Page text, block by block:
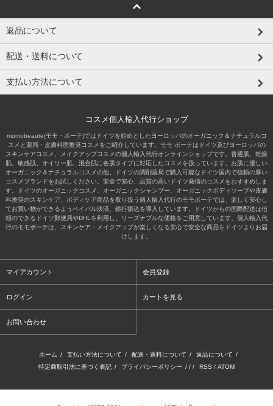
返品について
配送・送料について
支払い方法について
コスメ個人輸入代行ショップ
momobeaute(モモ・ボーテ)ではドイツを始めとしたヨーロッパのオーガニック＆ナチュラルコ
スメと薬局・皮膚科医推奨コスメをご紹介しています。モモ ボーテはドイツ及びヨーロッパの
スキンケアコスメ、メイクアップコスメの個人輸入代行オンラインショップです。普通肌、乾燥
肌、敏感肌、オイリー肌、混合肌に各肌タイプに対応したコスメを扱っています。お肌に優しい
オーガニック＆ナチュラルコスメの他、ドイツの調剤薬局で購入可能なドイツ国内で信頼の厚い
コスメブランドをお試しください。安全で安心、品質の高いドイツ発信のコスメをおすすめしま
す。ドイツのオーガニックコスメ、オーガニックシャンプー、オーガニックボディソープや皮膚
科推奨のスキンケア、ボディケア商品を取り扱う個人輸入代行のモモボーテでは、楽しく安心し
てお買い物ができるようペイパル決済、銀行振込を導入しています。ドイツからの国際配送は信
頼のできるドイツ郵便局やDHLを利用し、リーズナブルな価格をご用意しています。個人輸入代
行のモモボーテは、スキンケア・メイクアップが楽しくなる安心で安全な商品をドイツよりお届
けします。
マイアカウント 会員登録
ログイン カートを見る
お問い合わせ
ホーム / 支払い方法について / 配送・送料について / 返品について /
特定商取引法に基づく表記 / プライバシーポリシー / / / RSS / ATOM